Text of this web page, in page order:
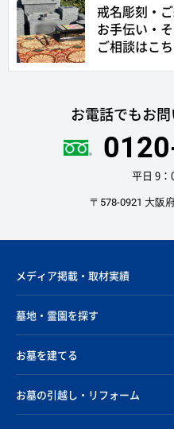
戒名彫刻・
お手伝い・
ご相談はこ
お電話でもお
平日 9：
〒578-0921 大阪
メディア掲載・取材実績
墓地・霊園を探す
お墓を建てる
お墓の引越し・リフォーム